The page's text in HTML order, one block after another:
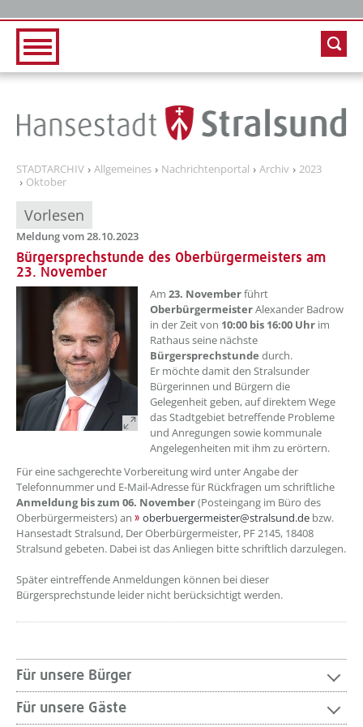
STADTARCHIV Allgemeines Nachrichtenportal Archiv
2023
Oktober
Vorlesen
Meldung vom 28.10.2023
Bürgersprechstunde des Oberbürgermeisters am
23. November
??? absaetzeOben[1]/titel ???
Am 23. Novemberführt
OberbürgermeisterAlexander Badrow
in der Zeit von 10:00 bis 16:00 Uhr im
Rathaus seine nächste
Bürgersprechstunde durch.
Er möchte damit den Stralsunder
Bürgerinnen und Bürgern die
Gelegenheit geben, auf direktem Wege
das Stadtgebiet betreffende Probleme
und Anregungen sowie kommunale
Angelegenheiten mit ihm zu erörtern.
Für eine sachgerechte Vorbereitung wird unter Angabe der
Telefonnummer und E-Mail-Adresse für Rückfragen um schriftliche
Anmeldung bis zum 06. November(Posteingang im Büro des
Oberbürgermeisters) an
oberbuergermeister@stralsund.de bzw.
Hansestadt Stralsund, Der Oberbürgermeister, PF 2145, 18408
Stralsund gebeten. Dabei ist das Anliegen bitte schriftlich darzulegen.
Später eintreffende Anmeldungen können bei dieser
Bürgersprechstunde leider nicht berücksichtigt werden.
Für unsere Bürger
Für unsere Gäste